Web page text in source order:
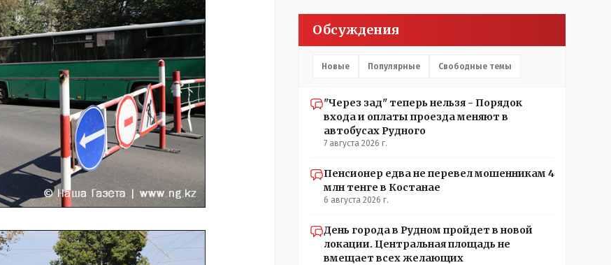
Кондуктор - помимо удобства - несомненно
рабочие места. Сколько людей можно
трудоустроить? Но зачем, когда водитель должен и
на дорогу смотреть, и оплату контролировать , и (в
нас прогресс почему-то идет с регрессом рука об
руку. Любую хорошую задумку умудряемся
похерить(
Обсуждения
Новые Популярные Свободные темы
"Через зад" теперь нельзя - Порядок
входа и оплаты проезда меняют в
автобусах Рудного
7 августа 2026 г.
Пенсионер едва не перевел мошенникам 4
млн тенге в Костанае
6 августа 2026 г.
День города в Рудном пройдет в новой
локации. Центральная площадь не
вмещает всех желающих